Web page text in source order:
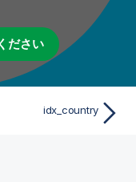
ださい
idx_country